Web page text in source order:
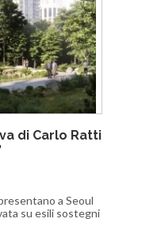
di Carlo Ratti
a Seoul
su esili sostegni